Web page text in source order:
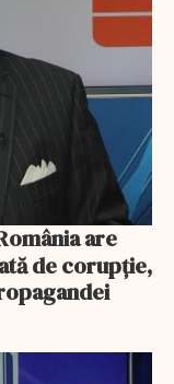
de corupție,